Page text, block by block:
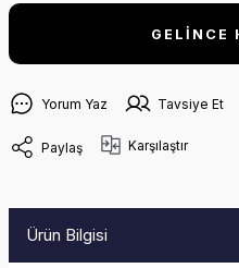
GELİNCE
Yorum Yaz Tavsiye Et
Paylaş Karşılaştır
Ürün Bilgisi